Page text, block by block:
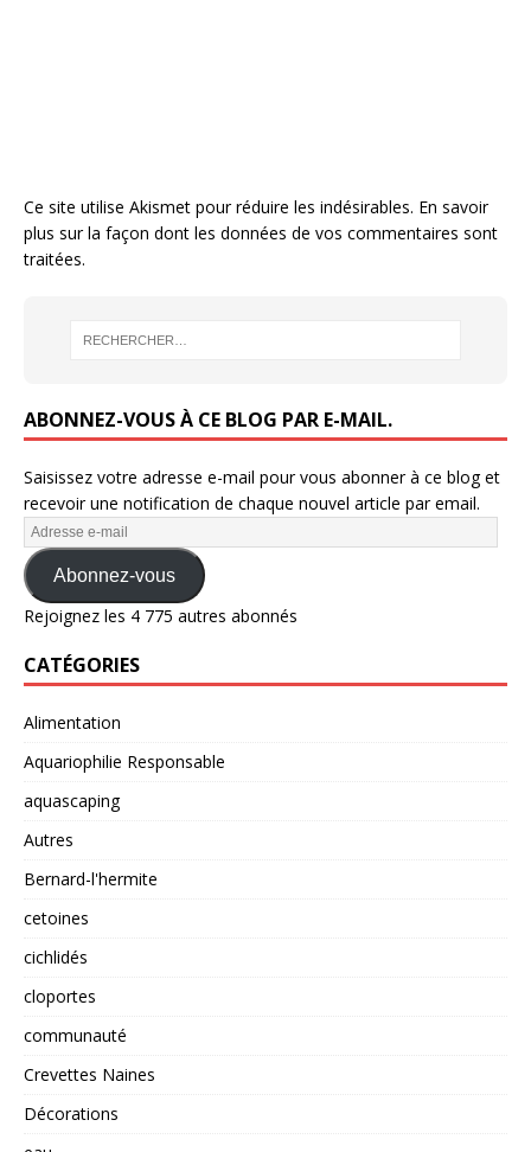
Ce site utilise Akismet pour réduire les indésirables. En savoir
plus sur la façon dont les données de vos commentaires sont
traitées.
ABONNEZ-VOUS À CE BLOG PAR E-MAIL.
Saisissez votre adresse e-mail pour vous abonner à ce blog et
recevoir une notification de chaque nouvel article par email.
Abonnez-vous
Rejoignez les 4 775 autres abonnés
CATÉGORIES
Alimentation
Aquariophilie Responsable
aquascaping
Autres
Bernard-l'hermite
cetoines
cichlidés
cloportes
communauté
Crevettes Naines
Décorations